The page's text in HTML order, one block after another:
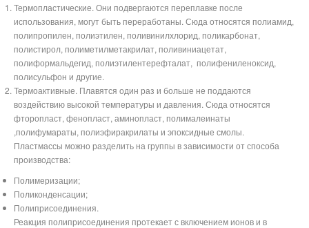
Термопластические. Они подвергаются переплавке после
использования, могут быть переработаны. Сюда относятся полиамид,
полипропилен, полиэтилен, поливинилхлорид, поликарбонат,
полистирол, полиметилметакрилат, поливиниацетат,
полиформальдегид, полиэтилентерефталат, полифениленоксид,
полисульфон и другие.
Термоактивные. Плавятся один раз и больше не поддаются
воздействию высокой температуры и давления. Сюда относятся
фторопласт, фенопласт, аминопласт, полималеинаты
,полифумараты, полиэфиракрилаты и эпоксидные смолы.
Пластмассы можно разделить на группы в зависимости от способа
производства:
Полимеризации;
Поликонденсации;
Полиприсоединения.
Реакция полиприсоединения протекает с включением ионов и в